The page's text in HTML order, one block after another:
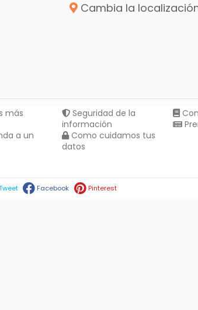
Cambia la
más
a un
Seguridad de la
información
Como cuidamos tus
datos
Facebook Pinterest